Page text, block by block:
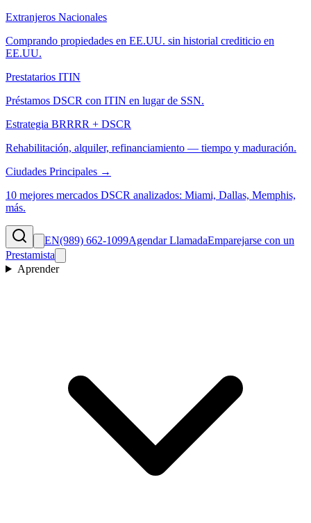
Extranjeros Nacionales
Comprando propiedades en EE.UU. sin historial crediticio en
EE.UU.
Prestatarios ITIN
Préstamos DSCR con ITIN en lugar de SSN.
Estrategia BRRRR + DSCR
Rehabilitación, alquiler, refinanciamiento — tiempo y maduración.
Ciudades Principales →
10 mejores mercados DSCR analizados: Miami, Dallas, Memphis,
más.
EN(989) 662-1099Agendar LlamadaEmparejarse con un
Prestamista
Aprender